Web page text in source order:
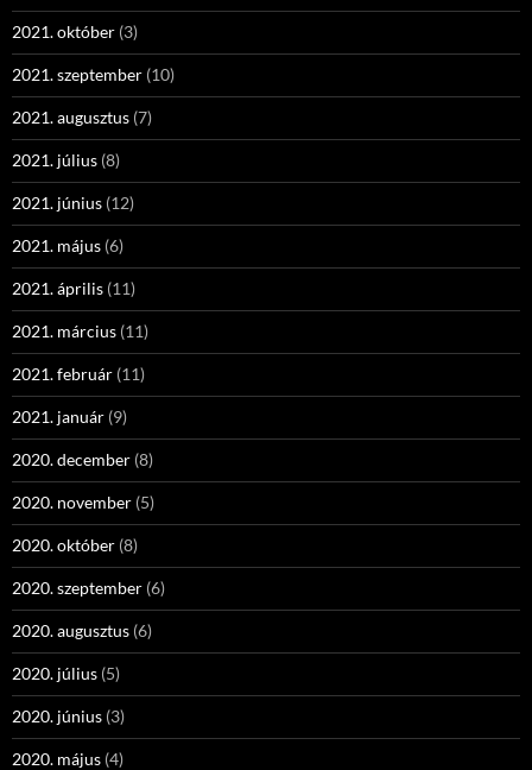
2021. október (3)
2021. szeptember (10)
2021. augusztus (7)
2021. július (8)
2021. június (12)
2021. május (6)
2021. április (11)
2021. március (11)
2021. február (11)
2021. január (9)
2020. december (8)
2020. november (5)
2020. október (8)
2020. szeptember (6)
2020. augusztus (6)
2020. július (5)
2020. június (3)
2020. május (4)